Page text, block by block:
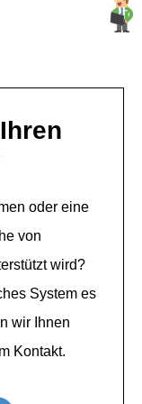
oder eine
von
wird?
System es
wir Ihnen
Kontakt.